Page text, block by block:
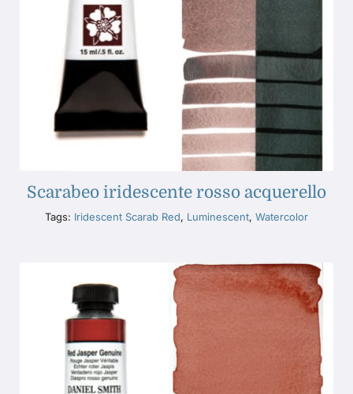
Scarabeo iridescente rosso acquerello
Tags: Iridescent Scarab Red, Luminescent, Watercolor